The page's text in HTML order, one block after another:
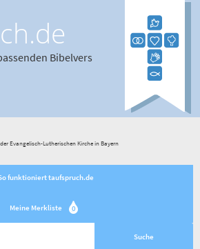
Bibelvers
Evangelisch-Lutherischen Kirche in Bayern
funktioniert taufspruch.de
Meine Merkliste 0